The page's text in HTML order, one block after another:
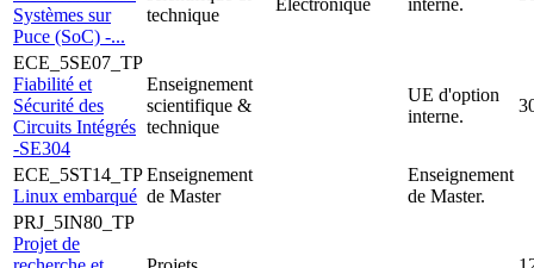
Systèmes sur
Puce (SoC) -...
technique
Electronique
interne.
ECE_5SE07_TP
Fiabilité et
Sécurité des
Circuits Intégrés
-SE304
Enseignement
scientifique &
technique
UE d'option
interne.
ECE_5ST14_TP
Linux embarqué
Enseignement
de Master
Enseignement
de Master.
PRJ_5IN80_TP
Projet de